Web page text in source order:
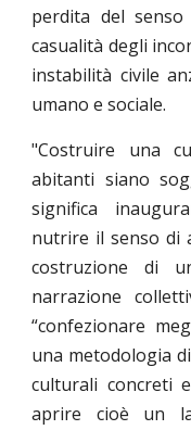
perdita del
casualità degli
instabilità civile
umano e sociale.
"Costruire una
abitanti siano
significa
nutrire il senso di
costruzione di
narrazione
“confezionare
una metodologia
culturali concreti
aprire cioè un